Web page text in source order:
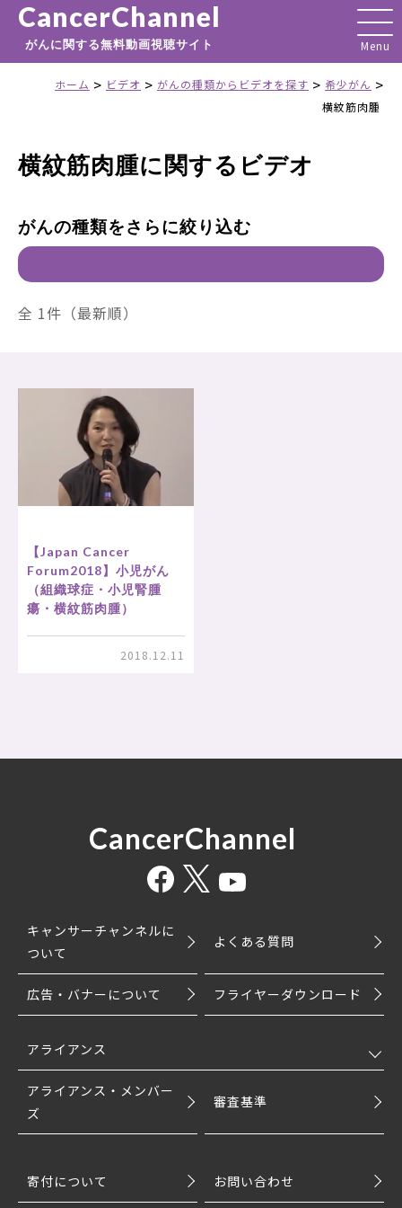
CancerChannel
がんに関する無料動画視聴サイト
ホーム > ビデオ > がんの種類からビデオを探す > 希少がん >
横紋筋肉腫
横紋筋肉腫に関するビデオ
がんの種類をさらに絞り込む
全 1件（最新順）
【Japan Cancer
Forum2018】小児がん
（組織球症・小児腎腫
瘍・横紋筋肉腫）
2018.12.11
CancerChannel
キャンサーチャンネルに
ついて
よくある質問
広告・バナーについて フライヤーダウンロード
アライアンス
アライアンス・メンバー
ズ
審査基準
寄付について お問い合わせ